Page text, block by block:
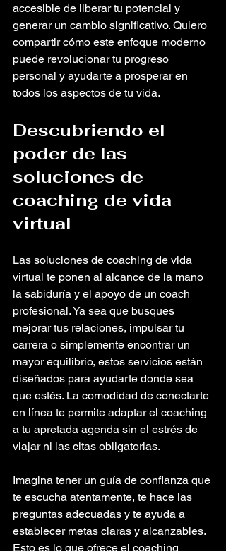
accesible de liberar tu potencial y
generar un cambio significativo. Quiero
compartir cómo este enfoque moderno
puede revolucionar tu progreso
personal y ayudarte a prosperar en
todos los aspectos de tu vida.
Descubriendo el
poder de las
soluciones de
coaching de vida
virtual
Las soluciones de coaching de vida
virtual te ponen al alcance de la mano
la sabiduría y el apoyo de un coach
profesional. Ya sea que busques
mejorar tus relaciones, impulsar tu
carrera o simplemente encontrar un
mayor equilibrio, estos servicios están
diseñados para ayudarte donde sea
que estés. La comodidad de conectarte
en línea te permite adaptar el coaching
a tu apretada agenda sin el estrés de
viajar ni las citas obligatorias.
Imagina tener un guía de confianza que
te escucha atentamente, te hace las
preguntas adecuadas y te ayuda a
establecer metas claras y alcanzables.
Esto es lo que ofrece el coaching